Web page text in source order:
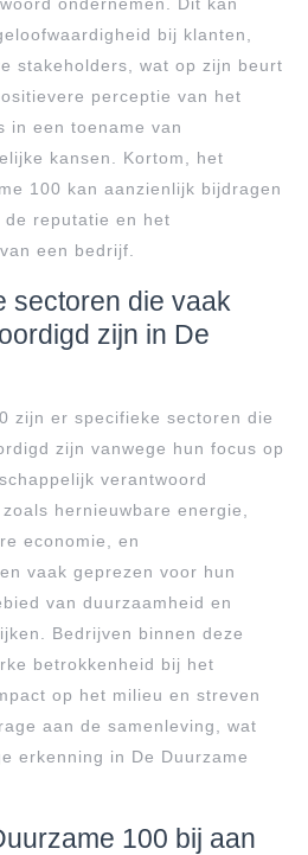
bij klanten,
stakeholders, wat op zijn beurt
perceptie van het
in een toename van
kansen. Kortom, het
100 kan aanzienlijk bijdragen
reputatie en het
een bedrijf.
sectoren die vaak
zijn in De
zijn er specifieke sectoren die
zijn vanwege hun focus op
verantwoord
hernieuwbare energie,
economie, en
vaak geprezen voor hun
van duurzaamheid en
Bedrijven binnen deze
betrokkenheid bij het
op het milieu en streven
aan de samenleving, wat
erkenning in De Duurzame
100 bij aan